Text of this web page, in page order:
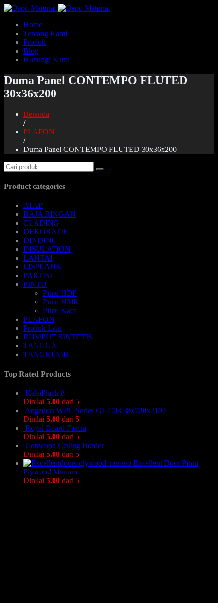
Home
Tentang Kami
Produk
Blog
Hubungi Kami
Duma Panel CONTEMPO FLUTED
30x36x200
Beranda
/
PLAFON
/
Duma Panel CONTEMPO FLUTED 30x36x200
Product categories
ATAP
BAJA RINGAN
CLADING
DEKORATIF
DINDING
INSULATION
LANTAI
LISPLANK
PARTISI
PINTU
Pintu HDF
Pintu HMR
Pintu Kaca
PLAFON
Produk Lain
RUMPUT SINTETIS
TANGGA
TANGKI AIR
Top Rated Products
KalsiPlank 8
Dinilai 5.00 dari 5
Angzdorr WPC Series GL C03 38x720x2100
Dinilai 5.00 dari 5
Royal Board Fascia
Dinilai 5.00 dari 5
Conwood Ceiling Border
Dinilai 5.00 dari 5
Excellent Door Pintu
Plywood Murano
Dinilai 5.00 dari 5